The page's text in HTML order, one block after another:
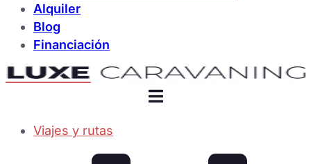
Alquiler
Blog
Financiación
Viajes y rutas